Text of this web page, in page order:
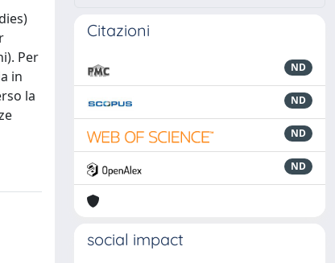
Per
in
la
Citazioni
ND
ND
ND
ND
social impact